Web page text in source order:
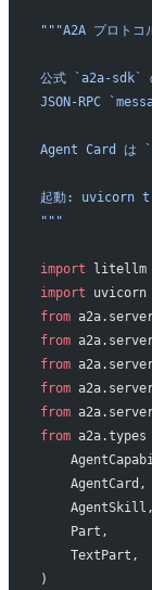
"""A2A プロトコ
公式 `a2a-sdk`
JSON-RPC
Agent Card は
起動: uvicorn
"""
import litellm
import uvicorn
from
from
from
from
from
from a2a.types
    AgentCard,
    AgentSkill,
    Part,
    TextPart,
)